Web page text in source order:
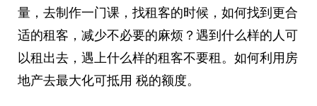
量，去制作一门课，找租客的时候，如何找到更合
适的租客，减少不必要的麻烦？遇到什么样的人可
以租出去，遇上什么样的租客不要租。如何利用房
地产去最大化可抵用 税的额度。